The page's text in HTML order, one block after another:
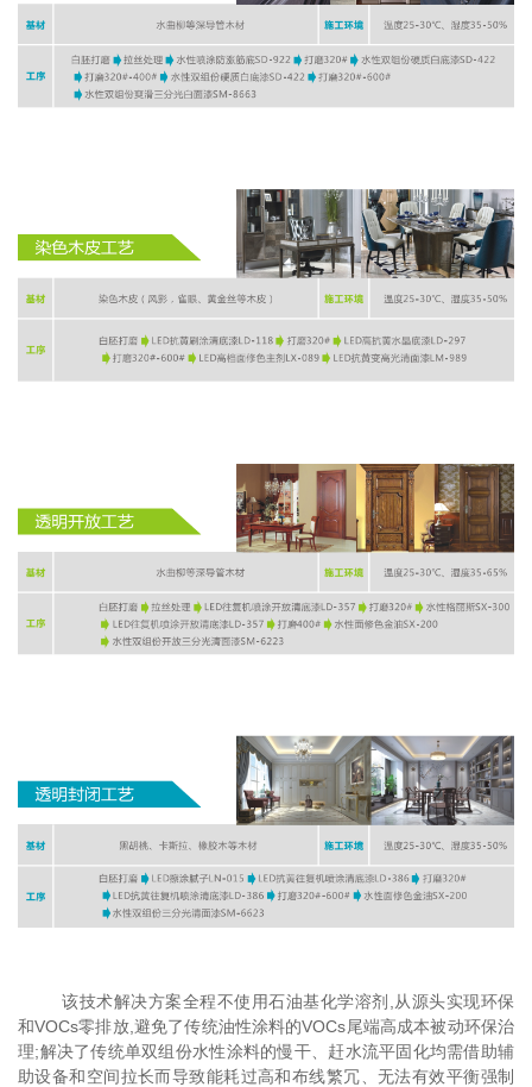
该技术解决方案全程不使用石油基化学溶剂,从源头实现环保
和VOCs零排放,避免了传统油性涂料的VOCs尾端高成本被动环保治
理;解决了传统单双组份水性涂料的慢干、赶水流平固化均需借助辅
助设备和空间拉长而导致能耗过高和布线繁冗、无法有效平衡强制